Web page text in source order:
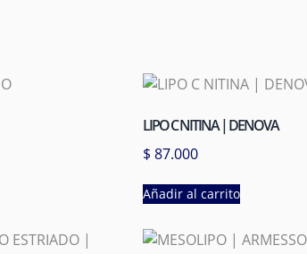
LIPO C NITINA | DENOVA
$ 87.000
Añadir al carrito